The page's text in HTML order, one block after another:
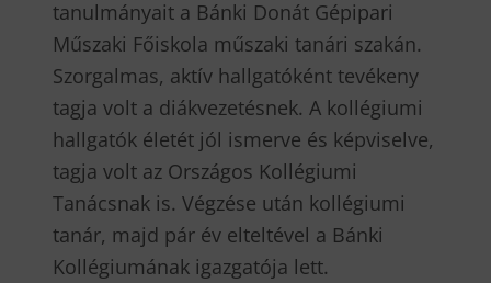
tanulmányait a Bánki Donát Gépipari
Műszaki Főiskola műszaki tanári szakán.
Szorgalmas, aktív hallgatóként tevékeny
tagja volt a diákvezetésnek. A kollégiumi
hallgatók életét jól ismerve és képviselve,
tagja volt az Országos Kollégiumi
Tanácsnak is. Végzése után kollégiumi
tanár, majd pár év elteltével a Bánki
Kollégiumának igazgatója lett.